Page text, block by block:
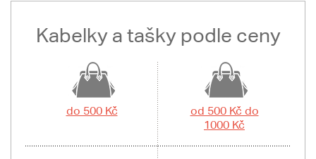
Kabelky a tašky podle ceny
do 500 Kč
od 500 Kč do
1000 Kč